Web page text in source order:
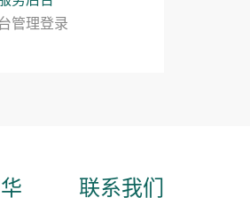
管理登录
联系我们